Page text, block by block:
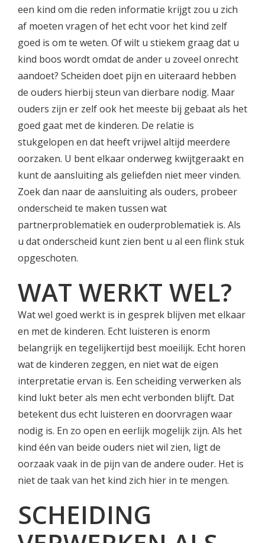
een kind om die reden informatie krijgt zou u zich
af moeten vragen of het echt voor het kind zelf
goed is om te weten. Of wilt u stiekem graag dat u
kind boos wordt omdat de ander u zoveel onrecht
aandoet? Scheiden doet pijn en uiteraard hebben
de ouders hierbij steun van dierbare nodig. Maar
ouders zijn er zelf ook het meeste bij gebaat als het
goed gaat met de kinderen. De relatie is
stukgelopen en dat heeft vrijwel altijd meerdere
oorzaken. U bent elkaar onderweg kwijtgeraakt en
kunt de aansluiting als geliefden niet meer vinden.
Zoek dan naar de aansluiting als ouders, probeer
onderscheid te maken tussen wat
partnerproblematiek en ouderproblematiek is. Als
u dat onderscheid kunt zien bent u al een flink stuk
opgeschoten.
WAT WERKT WEL?
Wat wel goed werkt is in gesprek blijven met elkaar
en met de kinderen. Echt luisteren is enorm
belangrijk en tegelijkertijd best moeilijk. Echt horen
wat de kinderen zeggen, en niet wat de eigen
interpretatie ervan is. Een scheiding verwerken als
kind lukt beter als men echt verbonden blijft. Dat
betekent dus echt luisteren en doorvragen waar
nodig is. En zo open en eerlijk mogelijk zijn. Als het
kind één van beide ouders niet wil zien, ligt de
oorzaak vaak in de pijn van de andere ouder. Het is
niet de taak van het kind zich hier in te mengen.
SCHEIDING